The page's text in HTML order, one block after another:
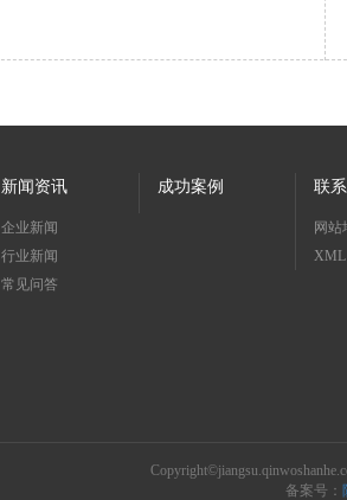
新闻资讯
企业新闻
行业新闻
常见问答
成功案例 联
网站
XML
Copyright©
备案号：